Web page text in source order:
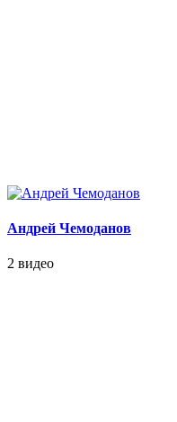
Андрей Чемоданов
2 видео